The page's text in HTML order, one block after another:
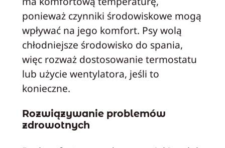
ponieważ czynniki środowiskowe mogą
wpływać na jego komfort. Psy wolą
chłodniejsze środowisko do spania,
więc rozważ dostosowanie termostatu
lub użycie wentylatora, jeśli to
konieczne.
Rozwiązywanie problemów
zdrowotnych